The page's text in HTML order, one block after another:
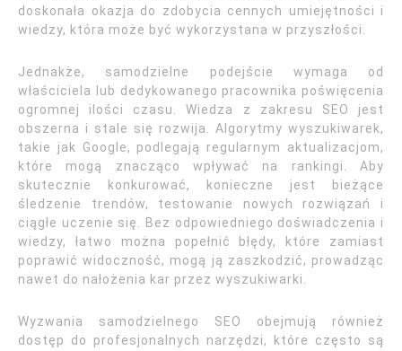
doskonała okazja do zdobycia cennych umiejętności i
wiedzy, która może być wykorzystana w przyszłości.
Jednakże, samodzielne podejście wymaga od
właściciela lub dedykowanego pracownika poświęcenia
ogromnej ilości czasu. Wiedza z zakresu SEO jest
obszerna i stale się rozwija. Algorytmy wyszukiwarek,
takie jak Google, podlegają regularnym aktualizacjom,
które mogą znacząco wpływać na rankingi. Aby
skutecznie konkurować, konieczne jest bieżące
śledzenie trendów, testowanie nowych rozwiązań i
ciągłe uczenie się. Bez odpowiedniego doświadczenia i
wiedzy, łatwo można popełnić błędy, które zamiast
poprawić widoczność, mogą ją zaszkodzić, prowadząc
nawet do nałożenia kar przez wyszukiwarki.
Wyzwania samodzielnego SEO obejmują również
dostęp do profesjonalnych narzędzi, które często są